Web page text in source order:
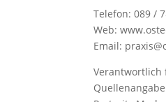
Telefon: 089 /
Web:
Email:
Verantwortlich